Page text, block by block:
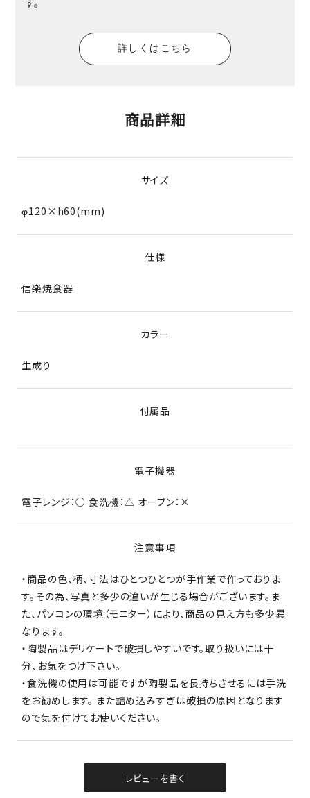
す。
詳しくはこちら
商品詳細
サイズ
φ120×h60(mm)
仕様
信楽焼食器
カラー
生成り
付属品
電子機器
電子レンジ：○ 食洗機：△ オーブン：×
注意事項
・商品の色、柄、寸法はひとつひとつが手作業で作っておりま
す。その為、写真と多少の違いが生じる場合がございます。ま
た、パソコンの環境（モニター）により、商品の見え方も多少異
なります。
・陶製品はデリケートで破損しやすいです。取り扱いには十
分、お気をつけ下さい。
・食洗機の使用は可能ですが陶製品を長持ちさせるには手洗
をお勧めします。 また詰め込みすぎは破損の原因となります
ので気を付けてお使いください。
レビューを書く